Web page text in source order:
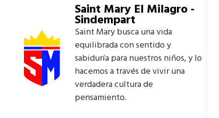
Saint Mary El Milagro -
Sindempart
Saint Mary busca una vida
equilibrada con sentido y
sabiduría para nuestros niños, y lo
hacemos a través de vivir una
verdadera cultura de
pensamiento.